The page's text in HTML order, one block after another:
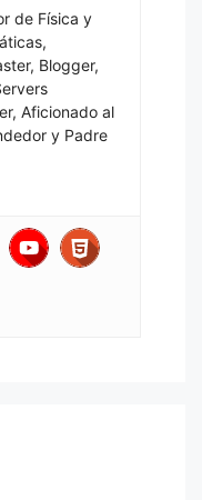
de Física y
Blogger,
Aficionado al
y Padre